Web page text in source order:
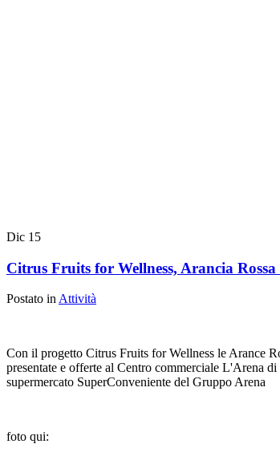
Dic 15
Citrus Fruits for Wellness, Arancia
Postato in Attività
Con il progetto Citrus Fruits for Wellness le Arance
presentate e offerte al Centro commerciale L'Arena
supermercato SuperConveniente del Gruppo Arena
foto qui: